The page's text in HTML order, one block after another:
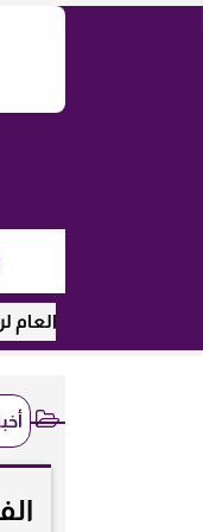
الأمين العام لرابطة